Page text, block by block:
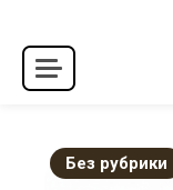
content
Без рубрики